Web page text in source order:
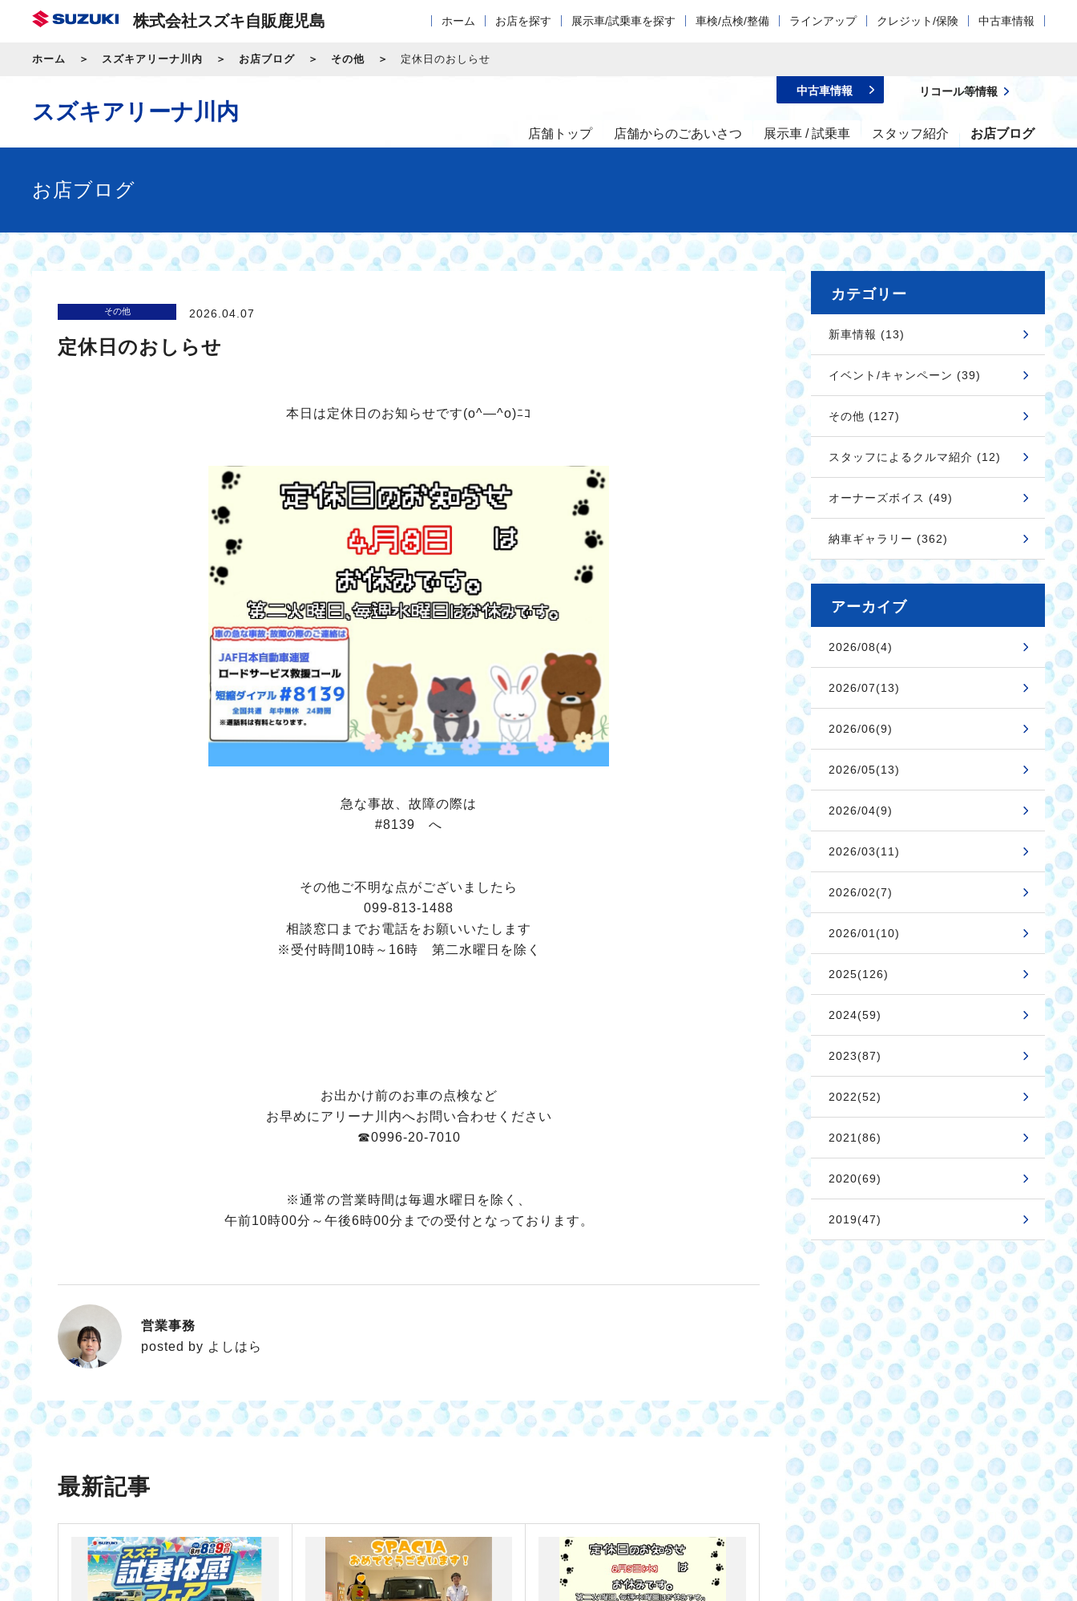
株式会社スズキ自販鹿児島 ホーム お店を探す 展示車/試乗車を探す 車検/点検/整備 ラインアップ クレジット/保険 中古車情報
ホーム スズキアリーナ川内 お店ブログ その他 定休日のおしらせ
スズキアリーナ川内
店舗トップ 店舗からのごあいさつ 展示車 / 試乗車 スタッフ紹介 お店ブログ
中古車情報 リコール等情報
お店ブログ
その他 2026.04.07
定休日のおしらせ
本日は定休日のお知らせです(o^―^o)ﾆｺ
急な事故、故障の際は
#8139 へ
その他ご不明な点がございましたら
099-813-1488
相談窓口までお電話をお願いいたします
※受付時間10時～16時 第二水曜日を除く
お出かけ前のお車の点検など
お早めにアリーナ川内へお問い合わせください
☎0996-20-7010
※通常の営業時間は毎週水曜日を除く、
午前10時00分～午後6時00分までの受付となっております。
よしはら
営業事務
posted by よしはら
最新記事
カテゴリー
新車情報 (13)
イベント/キャンペーン (39)
その他 (127)
スタッフによるクルマ紹介 (12)
オーナーズボイス (49)
納車ギャラリー (362)
アーカイブ
2026/08(4)
2026/07(13)
2026/06(9)
2026/05(13)
2026/04(9)
2026/03(11)
2026/02(7)
2026/01(10)
2025(126)
2024(59)
2023(87)
2022(52)
2021(86)
2020(69)
2019(47)